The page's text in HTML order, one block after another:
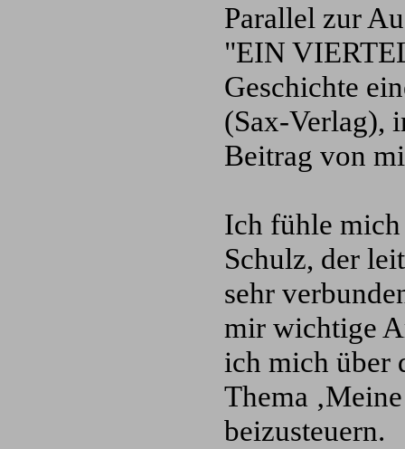
Parallel zur
"EIN
Geschichte
(Sax-Verlag),
Beitrag von
Ich fühle
Schulz, der
sehr
mir wichtige
ich mich über
Thema
beizusteuern.